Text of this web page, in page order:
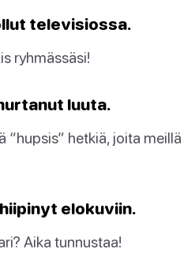
televisiossa.
ryhmässäsi!
luuta.
“hupsis” hetkiä, joita meillä
elokuviin.
Aika tunnustaa!